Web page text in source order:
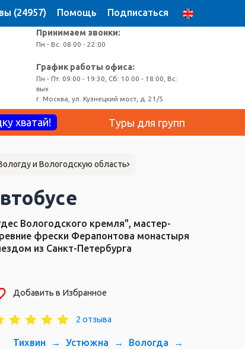
(24957) Помощь Подписаться
Принимаем звонки:
Пн - Вс: 08:00 - 22:00
График работы офиса:
Пн - Пт: 09:00 - 19:30, Сб: 10:00 - 18:00, Вс:
вых
г. Москва, ул. Кузнецкий мост, д. 21/5
хватай! Туры для групп
и Вологодскую область
Вологодского кремля", мастер-
фрески Ферапонтова монастыря
из Санкт-Петербурга
Добавить в Избранное
2 отзыва
Тихвин Устюжна
Вологда